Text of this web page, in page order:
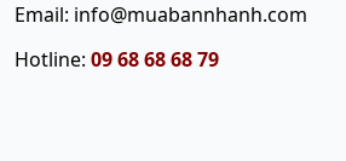
Email: info@muabannhanh.com
Hotline: 09 68 68 68 79